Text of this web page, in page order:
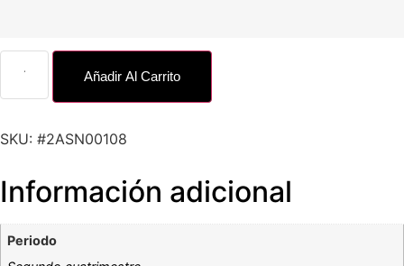
Añadir Al Carrito
SKU: #2ASN00108
Información adicional
Periodo